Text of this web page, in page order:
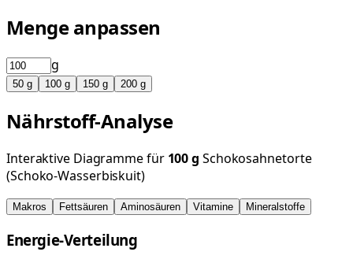
Menge anpassen
g
50 g 100 g 150 g 200 g
Nährstoff-Analyse
Interaktive Diagramme für 100g Schokosahnetorte
(Schoko-Wasserbiskuit)
Makros Fettsäuren Aminosäuren Vitamine Mineralstoffe
Energie-Verteilung